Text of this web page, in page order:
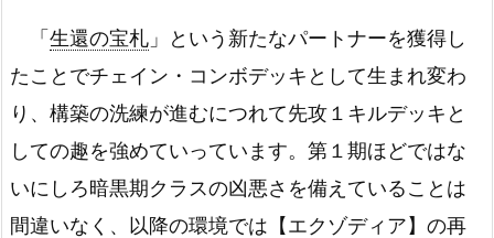
「 生還の宝札 」という新たなパートナーを獲得し
たことでチェイン・コンボデッキとして生まれ変わ
り、構築の洗練が進むにつれて先攻１キルデッキと
しての趣を強めていっています。第１期ほどではな
いにしろ暗黒期クラスの凶悪さを備えていることは
間違いなく、以降の環境では【エクゾディア】の再